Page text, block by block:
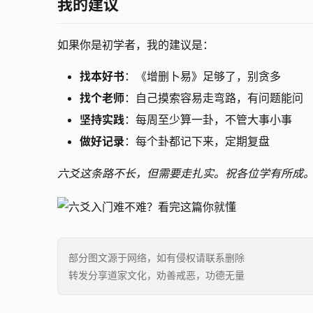
我的建议
如果你是初学者，我的建议是：
找本好书：《增删卜易》足够了，别贪多
找个老师：自己摸索容易走弯路，有问题能问
坚持实践：每周至少算一卦，不管大事小事
做好记录 ：每个卦都记下来，定期复盘
六爻这条路不长，但需要走扎实。祝各位学有所成
部分图文源于网络，如有侵权请联系删除
转发分享道家文化，劝善戒恶，功德无量